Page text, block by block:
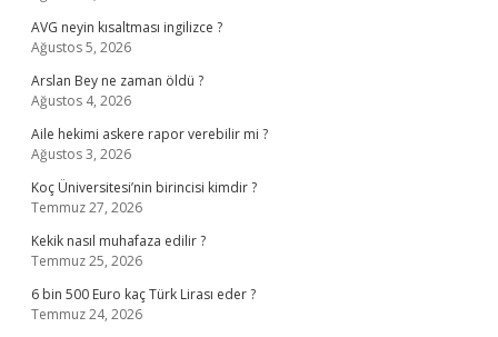
AVG neyin kısaltması ingilizce ?
Ağustos 5, 2026
Arslan Bey ne zaman öldü ?
Ağustos 4, 2026
Aile hekimi askere rapor verebilir mi ?
Ağustos 3, 2026
Koç Üniversitesi’nin birincisi kimdir ?
Temmuz 27, 2026
Kekik nasıl muhafaza edilir ?
Temmuz 25, 2026
6 bin 500 Euro kaç Türk Lirası eder ?
Temmuz 24, 2026